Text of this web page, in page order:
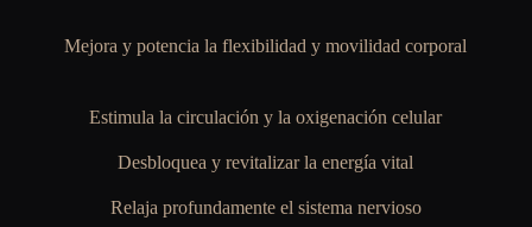
Relaja profundamente el sistema nervioso
Desbloquea y revitalizar la energía vital
Mejora y potencia la flexibilidad y movilidad corporal
Estimula la circulación y la oxigenación celular